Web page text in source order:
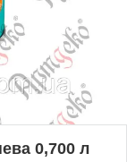
0,700 л